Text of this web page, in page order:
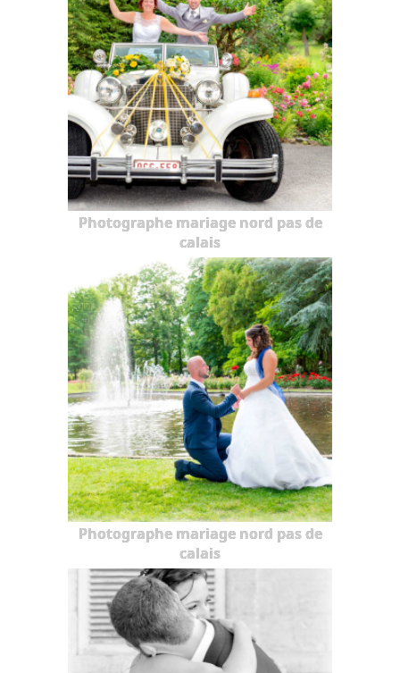
Photographe mariage nord pas de
calais
Photographe mariage nord pas de
calais